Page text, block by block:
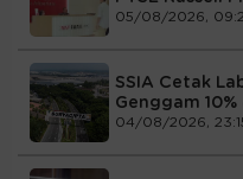
05/08/2026,
SSIA Cetak
Genggam 10%
04/08/2026,